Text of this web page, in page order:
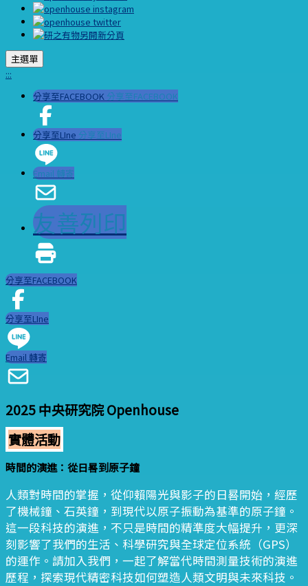
主選單
:::
分享至FACEBOOK 分享至FACEBOOK
分享至LIne 分享至LIne
Email 轉寄
友善列印
分享至FACEBOOK
分享至LIne
Email 轉寄
2025 中央研究院 Openhouse
實體活動
時間的演進：從日晷到原子鐘
人類對時間的掌握，從仰賴陽光與影子的日晷開始，經歷
了機械鐘、石英鐘，到現代以原子振動為基準的原子鐘。
這一段科技的演進，不只是時間的精準度大幅提升，更深
刻影響了我們的生活、科學研究與全球定位系統（GPS）
的運作。請加入我們，一起了解當代時間測量技術的演進
歷程，探索現代精密科技如何塑造人類文明與未來科技。